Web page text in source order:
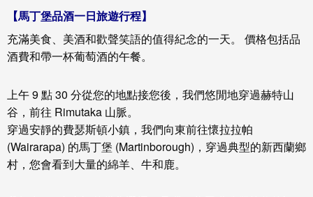
【馬丁堡品酒一日旅遊行程】
充滿美食、美酒和歡聲笑語的值得紀念的一天。 價格包括品
酒費和帶一杯葡萄酒的午餐。
上午 9 點 30 分從您的地點接您後，我們悠閒地穿過赫特山
谷，前往 Rimutaka 山脈。
穿過安靜的費瑟斯頓小鎮，我們向東前往懷拉拉帕
(Wairarapa) 的馬丁堡 (Martinborough)，穿過典型的新西蘭鄉
村，您會看到大量的綿羊、牛和鹿。